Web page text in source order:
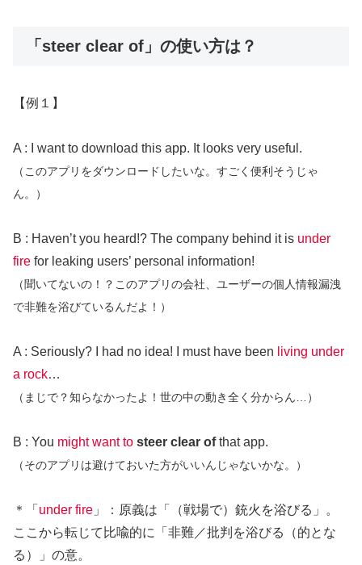
「steer clear of」の使い方は？
【例１】
A : I want to download this app. It looks very useful.
（このアプリをダウンロードしたいな。すごく便利そうじゃ
ん。）
B : Haven’t you heard!? The company behind it is under
fire for leaking users’ personal information!
（聞いてないの！？このアプリの会社、ユーザーの個人情報漏洩
で非難を浴びているんだよ！）
A : Seriously? I had no idea! I must have been living under
a rock…
（まじで？知らなかったよ！世の中の動き全く分からん…）
B : You might want to steer clear ofthat app.
（そのアプリは避けておいた方がいいんじゃないかな。）
＊「 under fire 」：原義は「（戦場で）銃火を浴びる」。
ここから転じて比喩的に「非難／批判を浴びる（的とな
る）」の意。